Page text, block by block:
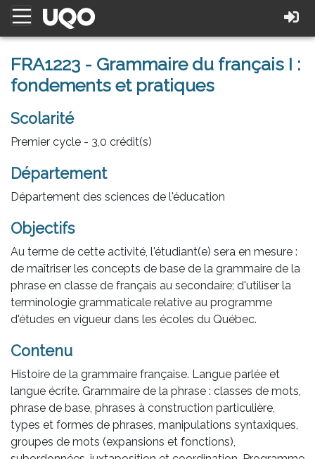
FRA1223 - Grammaire du français I :
fondements et pratiques
Scolarité
Premier cycle - 3,0 crédit(s)
Département
Département des sciences de l'éducation
Objectifs
Au terme de cette activité, l'étudiant(e) sera en mesure :
de maîtriser les concepts de base de la grammaire de la
phrase en classe de français au secondaire; d'utiliser la
terminologie grammaticale relative au programme
d'études en vigueur dans les écoles du Québec.
Contenu
Histoire de la grammaire française. Langue parlée et
langue écrite. Grammaire de la phrase : classes de mots,
phrase de base, phrases à construction particulière,
types et formes de phrases, manipulations syntaxiques,
groupes de mots (expansions et fonctions),